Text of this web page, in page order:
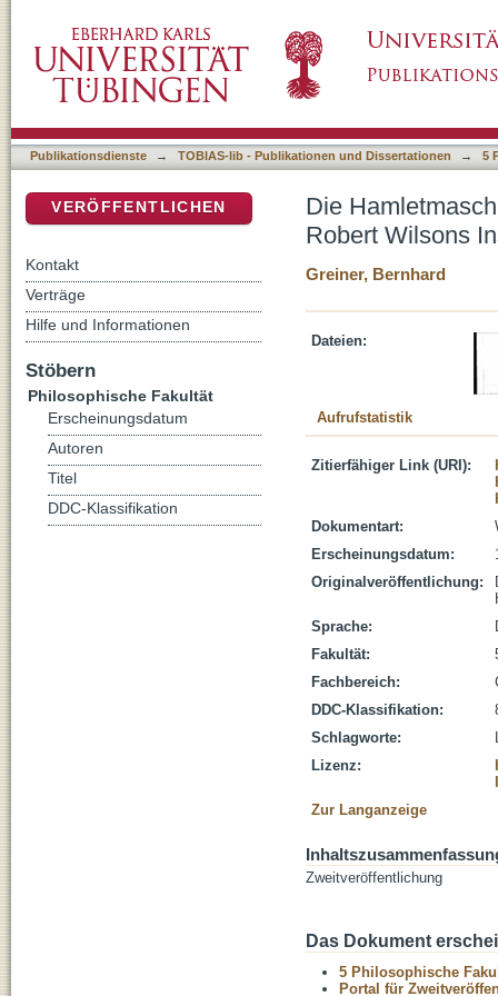
Publikationsdienste → TOBIAS-lib - Publikationen und Dissertationen → 5
Die
Robert Wilsons
Greiner, Bernhard
Dateien:
Aufrufstatistik
Zitierfähiger Link (URI):
Dokumentart:
Erscheinungsdatum:
Originalveröffentlichung:
Sprache:
Fakultät:
Fachbereich:
DDC-Klassifikation:
Schlagworte:
Lizenz:
Zur Langanzeige
Zweitveröffentlichung
Das Dokument
5 Philosophische
Portal für
VERÖFFENTLICHEN
Kontakt
Verträge
Hilfe und Informationen
Stöbern
Philosophische Fakultät
Erscheinungsdatum
Autoren
Titel
DDC-Klassifikation